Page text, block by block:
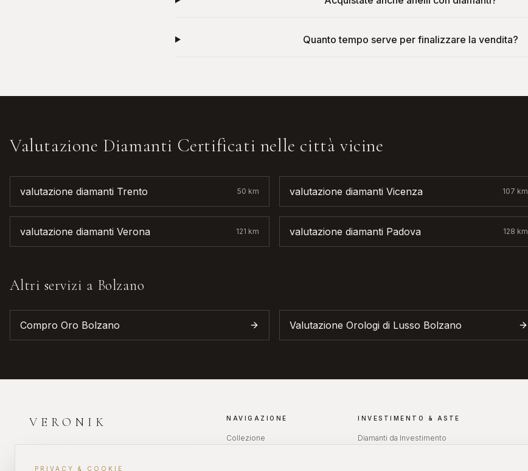
PRIVACY & COOKIE
Quanto tempo serve per finalizzare la vendita?
Valutazione Diamanti Certificati nelle città vicine
valutazione diamanti Trento 50 km valutazione diamanti Vicenza 107 km
valutazione diamanti Verona 121 km valutazione diamanti Padova 128 km
Altri servizi a Bolzano
Compro Oro Bolzano Valutazione Orologi di Lusso Bolzano
VERONIK
Orologi di lusso, diamanti e gioielli selezionati
NAVIGAZIONE
Collezione
INVESTIMENTO & ASTE
Diamanti da Investimento